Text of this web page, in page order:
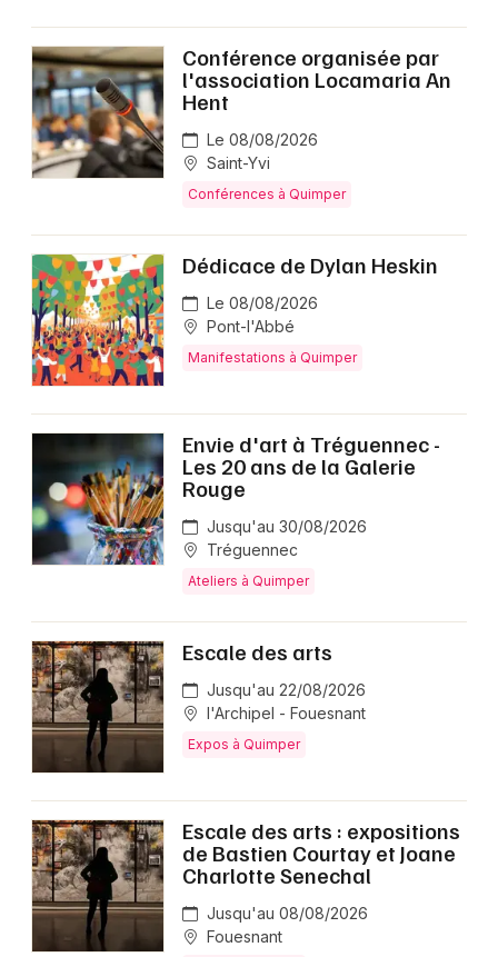
Conférence organisée par
l'association Locamaria An
Hent
Le 08/08/2026
Saint-Yvi
Conférences à Quimper
Dédicace de Dylan Heskin
Le 08/08/2026
Pont-l'Abbé
Manifestations à Quimper
Envie d'art à Tréguennec -
Les 20 ans de la Galerie
Rouge
Jusqu'au 30/08/2026
Tréguennec
Ateliers à Quimper
Escale des arts
Jusqu'au 22/08/2026
l'Archipel - Fouesnant
Expos à Quimper
Escale des arts : expositions
de Bastien Courtay et Joane
Charlotte Senechal
Jusqu'au 08/08/2026
Fouesnant